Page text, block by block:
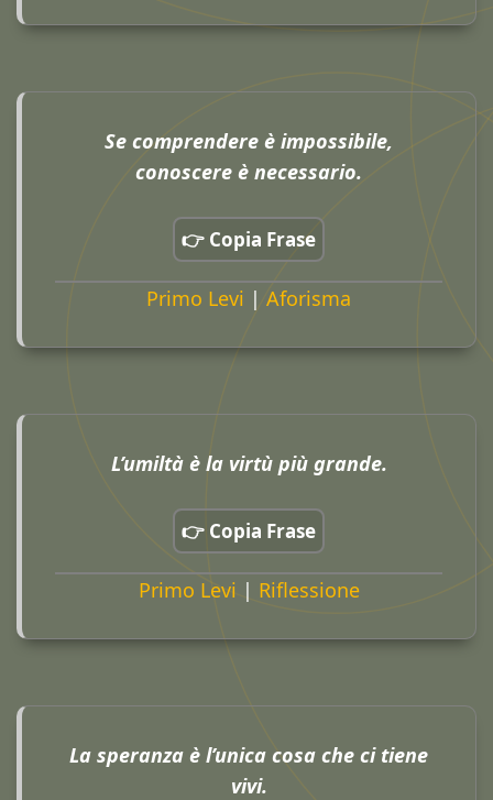
Se comprendere è impossibile,
conoscere è necessario.
👉 Copia Frase
Primo Levi | Aforisma
L’umiltà è la virtù più grande.
👉 Copia Frase
Primo Levi | Riflessione
La speranza è l’unica cosa che ci tiene
vivi.